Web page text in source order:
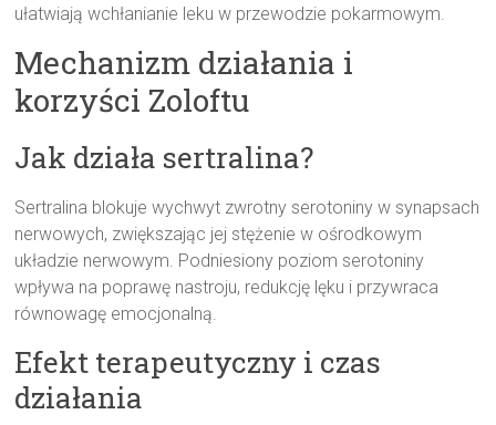
ułatwiają wchłanianie leku w przewodzie pokarmowym.
Mechanizm działania i
korzyści Zoloftu
Jak działa sertralina?
Sertralina blokuje wychwyt zwrotny serotoniny w synapsach
nerwowych, zwiększając jej stężenie w ośrodkowym
układzie nerwowym. Podniesiony poziom serotoniny
wpływa na poprawę nastroju, redukcję lęku i przywraca
równowagę emocjonalną.
Efekt terapeutyczny i czas
działania